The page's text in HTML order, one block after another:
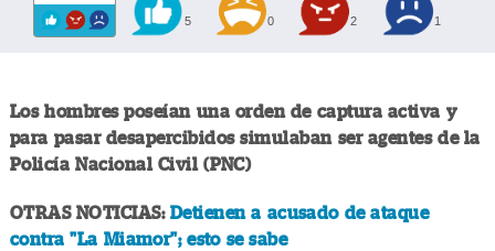
5 0 2 1
Los hombres poseían una orden de captura activa y
para pasar desapercibidos simulaban ser agentes de la
Policía Nacional Civil (PNC)
OTRAS NOTICIAS: Detienen a acusado de ataque
contra "La Miamor"; esto se sabe